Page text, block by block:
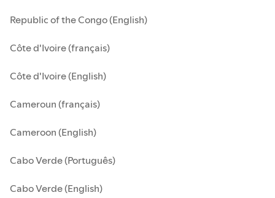
Republic of the Congo (English)
Côte d'Ivoire (français)
Côte d'Ivoire (English)
Cameroun (français)
Cameroon (English)
Cabo Verde (Português)
Cabo Verde (English)